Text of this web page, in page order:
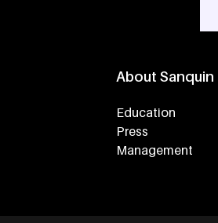
About Sanquin
Education
Press
Management